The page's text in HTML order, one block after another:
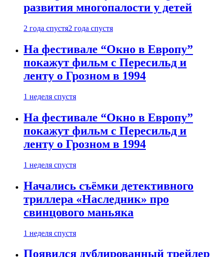
развития многопалости у детей
2 года спустя2 года спустя
На фестивале “Окно в Европу”
покажут фильм с Пересильд и
ленту о Грозном в 1994
1 неделя спустя
На фестивале “Окно в Европу”
покажут фильм с Пересильд и
ленту о Грозном в 1994
1 неделя спустя
Начались съёмки детективного
триллера «Наследник» про
свинцового маньяка
1 неделя спустя
Появился дублированный трейлер